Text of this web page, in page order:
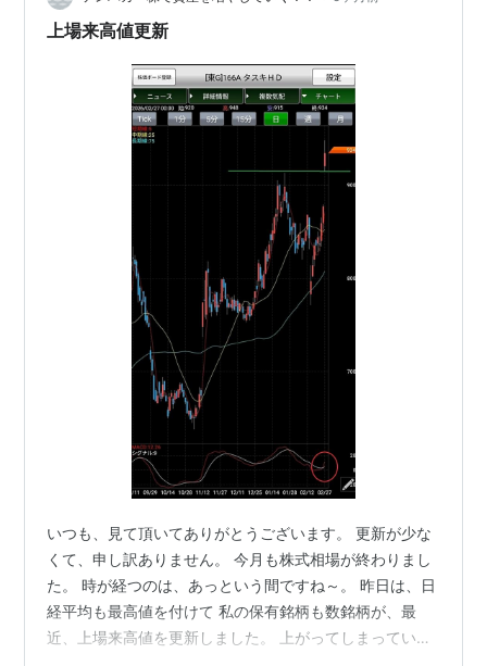
諦めムードなのか…
上場来高値更新
いつも、見て頂いてありがとうございます。 更新が少な
くて、申し訳ありません。 今月も株式相場が終わりまし
た。 時が経つのは、あっという間ですね～。 昨日は、日
経平均も最高値を付けて 私の保有銘柄も数銘柄が、最
近、上場来高値を更新しました。 上がってしまっている